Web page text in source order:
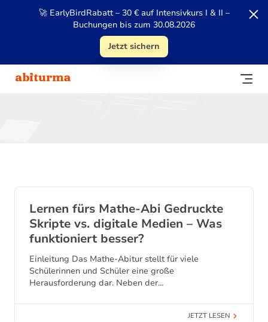
🚀 EarlyBirdRabatt – 30 € auf Intensivkurs I & II –
Buchungen bis zum 30.08.2026
Jetzt sichern
Lernen fürs Mathe-Abi Gedruckte
Skripte vs. digitale Medien – Was
funktioniert besser?
Einleitung Das Mathe-Abitur stellt für viele
Schülerinnen und Schüler eine große
Herausforderung dar. Neben der...
JETZT LESEN